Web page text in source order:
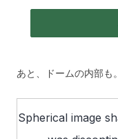
あと、ドームの内部も。